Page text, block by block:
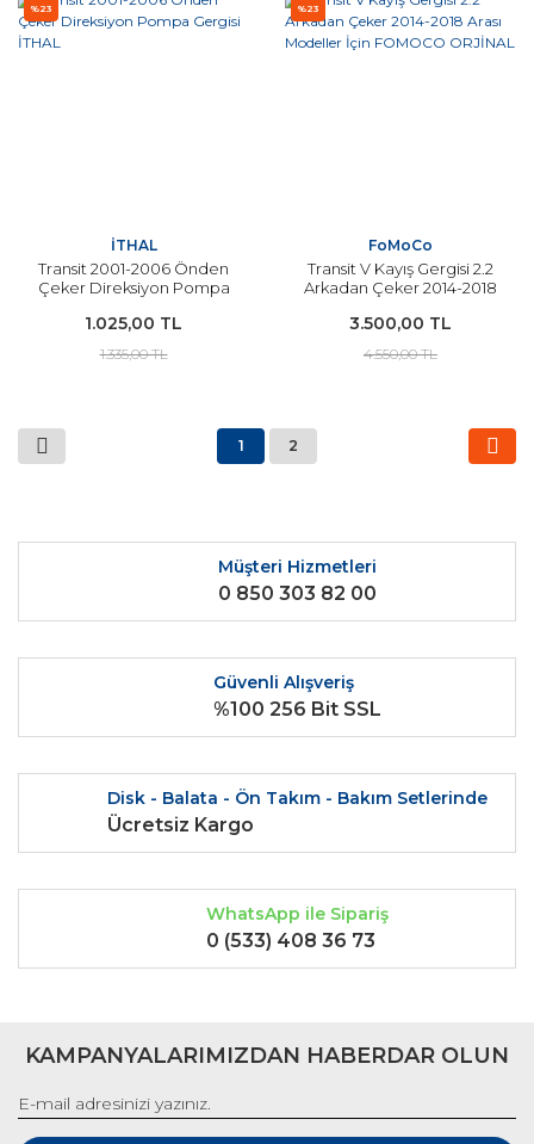
%23
İTHAL
Transit 2001-2006 Önden
Çeker Direksiyon Pompa
1.025,00 TL
1.335,00 TL
%23
FoMoCo
Transit V Kayış Gergisi 2.2
Arkadan Çeker 2014-2018
FOMOCO ORJİNAL
3.500,00 TL
4.550,00 TL
1 2
Müşteri Hizmetleri
0 850 303 82 00
Güvenli Alışveriş
%100 256 Bit SSL
Disk - Balata - Ön Takım - Bakım Setlerinde
Ücretsiz Kargo
WhatsApp ile Sipariş
0 (533) 408 36 73
KAMPANYALARIMIZDAN HABERDAR OLUN